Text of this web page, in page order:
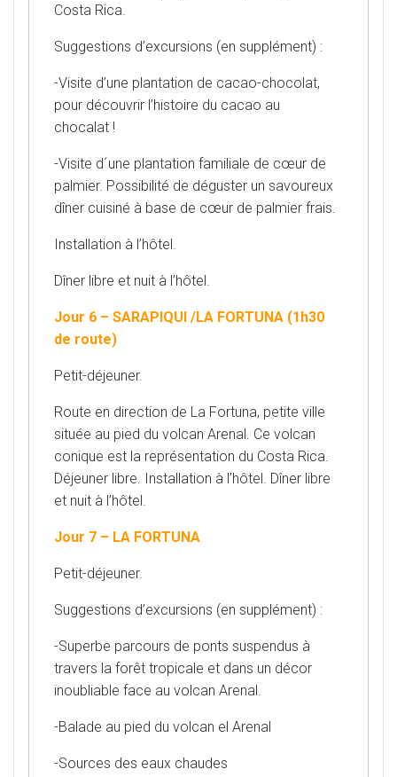
Costa Rica.
Suggestions d’excursions (en supplément) :
-Visite d’une plantation de cacao-chocolat,
pour découvrir l’histoire du cacao au
chocalat !
-Visite d´une plantation familiale de cœur de
palmier. Possibilité de déguster un savoureux
dîner cuisiné à base de cœur de palmier frais.
Installation à l’hôtel.
Dîner libre et nuit à l’hôtel.
Jour 6 – SARAPIQUI /LA FORTUNA (1h30
de route)
Petit-déjeuner.
Route en direction de La Fortuna, petite ville
située au pied du volcan Arenal. Ce volcan
conique est la représentation du Costa Rica.
Déjeuner libre. Installation à l’hôtel. Dîner libre
et nuit à l’hôtel.
Jour 7 – LA FORTUNA
Petit-déjeuner.
Suggestions d’excursions (en supplément) :
-Superbe parcours de ponts suspendus à
travers la forêt tropicale et dans un décor
inoubliable face au volcan Arenal.
-Balade au pied du volcan el Arenal
-Sources des eaux chaudes